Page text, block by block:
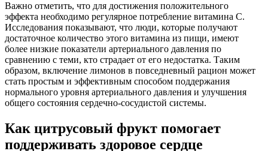
Важно отметить, что для достижения положительного
эффекта необходимо регулярное потребление витамина C.
Исследования показывают, что люди, которые получают
достаточное количество этого витамина из пищи, имеют
более низкие показатели артериального давления по
сравнению с теми, кто страдает от его недостатка. Таким
образом, включение лимонов в повседневный рацион может
стать простым и эффективным способом поддержания
нормального уровня артериального давления и улучшения
общего состояния сердечно-сосудистой системы.
Как цитрусовый фрукт помогает
поддерживать здоровое сердце